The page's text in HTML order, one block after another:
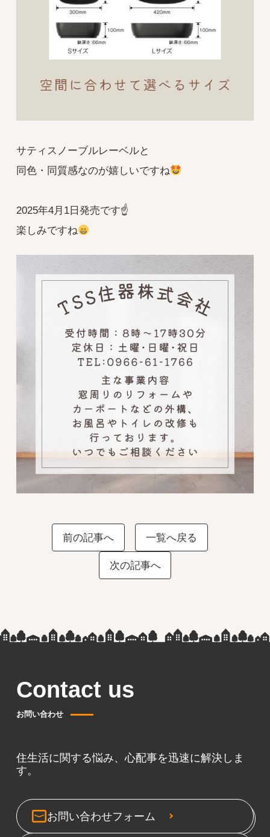
サティスノーブルレーベルと
同色・同質感なのが嬉しいですね
2025年4月1日発売です☝️
楽しみですね
前の記事へ 一覧へ戻る
次の記事へ
Contact us
お問い合わせ
住生活に関する悩み、心配事を迅速に解決しま
す。
お問い合わせフォーム